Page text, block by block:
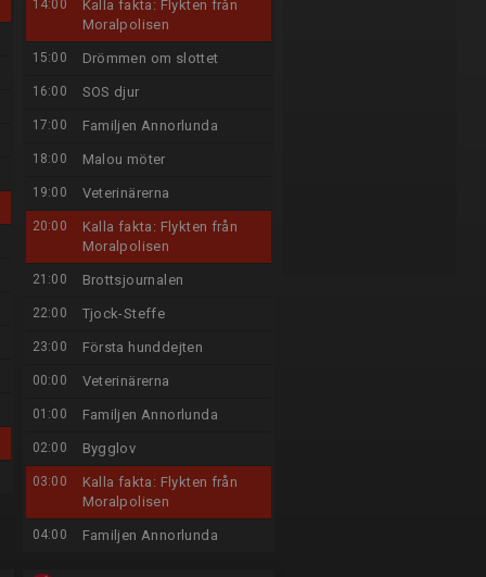
14:00
Kalla fakta: Flykten från
Moralpolisen
15:00 Drömmen om slottet
16:00 SOS djur
17:00 Familjen Annorlunda
18:00 Malou möter
19:00 Veterinärerna
20:00
Kalla fakta: Flykten från
Moralpolisen
21:00 Brottsjournalen
22:00 Tjock-Steffe
23:00 Första hunddejten
00:00 Veterinärerna
01:00 Familjen Annorlunda
02:00 Bygglov
03:00
Kalla fakta: Flykten från
Moralpolisen
04:00 Familjen Annorlunda